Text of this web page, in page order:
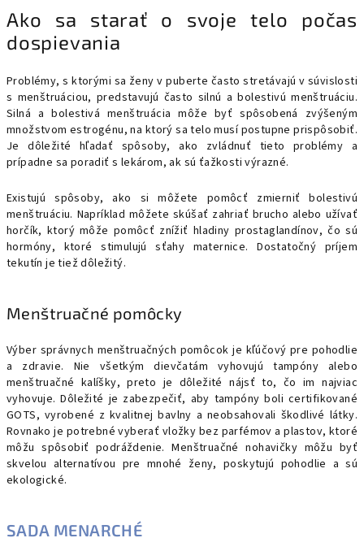
Ako sa starať o svoje telo počas
dospievania
Problémy, s ktorými sa ženy v puberte často stretávajú v súvislosti
s menštruáciou, predstavujú často silnú a bolestivú menštruáciu.
Silná a bolestivá menštruácia môže byť spôsobená zvýšeným
množstvom estrogénu, na ktorý sa telo musí postupne prispôsobiť.
Je dôležité hľadať spôsoby, ako zvládnuť tieto problémy a
prípadne sa poradiť s lekárom, ak sú ťažkosti výrazné.
Existujú spôsoby, ako si môžete pomôcť zmierniť bolestivú
menštruáciu. Napríklad môžete skúšať zahriať brucho alebo užívať
horčík, ktorý môže pomôcť znížiť hladiny prostaglandínov, čo sú
hormóny, ktoré stimulujú sťahy maternice. Dostatočný príjem
tekutín je tiež dôležitý.
Menštruačné pomôcky
Výber správnych menštruačných pomôcok je kľúčový pre pohodlie
a zdravie. Nie všetkým dievčatám vyhovujú tampóny alebo
menštruačné kalíšky, preto je dôležité nájsť to, čo im najviac
vyhovuje. Dôležité je zabezpečiť, aby tampóny boli certifikované
GOTS, vyrobené z kvalitnej bavlny a neobsahovali škodlivé látky.
Rovnako je potrebné vyberať vložky bez parfémov a plastov, ktoré
môžu spôsobiť podráždenie. Menštruačné nohavičky môžu byť
skvelou alternatívou pre mnohé ženy, poskytujú pohodlie a sú
ekologické.
SADA MENARCHÉ